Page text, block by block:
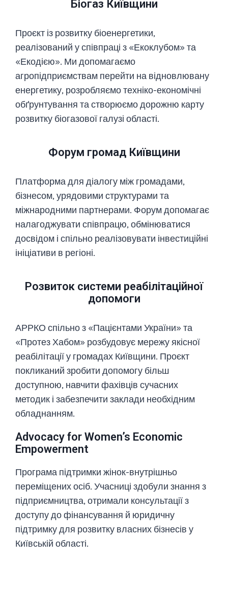
Біогаз Київщини
Проєкт із розвитку біоенергетики,
реалізований у співпраці з «Екоклубом» та
«Екодією». Ми допомагаємо
агропідприємствам перейти на відновлювану
енергетику, розробляємо техніко-економічні
обґрунтування та створюємо дорожню карту
розвитку біогазової галузі області.
Розвиток системи реабілітаційної
допомоги
АРРКО спільно з «Пацієнтами України» та
«Протез Хабом» розбудовує мережу якісної
реабілітації у громадах Київщини. Проєкт
покликаний зробити допомогу більш
доступною, навчити фахівців сучасних
методик і забезпечити заклади необхідним
обладнанням.
Форум громад Київщини
Платформа для діалогу між громадами,
бізнесом, урядовими структурами та
міжнародними партнерами. Форум допомагає
налагоджувати співпрацю, обмінюватися
досвідом і спільно реалізовувати інвестиційні
ініціативи в регіоні.
Advocacy for Women’s Economic
Empowerment
Програма підтримки жінок-внутрішньо
переміщених осіб. Учасниці здобули знання з
підприємництва, отримали консультації з
доступу до фінансування й юридичну
підтримку для розвитку власних бізнесів у
Київській області.